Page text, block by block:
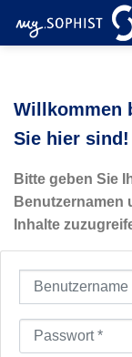
Inhalt
Willkommen
Sie hier sind!
Bitte geben Sie
Benutzernamen
Inhalte
Benutzername
Passwort